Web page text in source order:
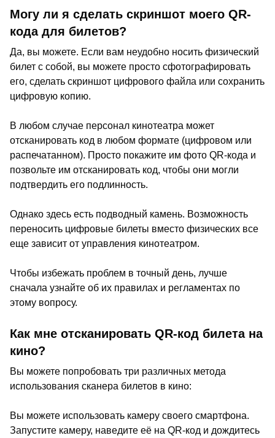
Могу ли я сделать скриншот моего QR-
кода для билетов?
Да, вы можете. Если вам неудобно носить физический
билет с собой, вы можете просто сфотографировать
его, сделать скриншот цифрового файла или сохранить
цифровую копию.
В любом случае персонал кинотеатра может
отсканировать код в любом формате (цифровом или
распечатанном). Просто покажите им фото QR-кода и
позвольте им отсканировать код, чтобы они могли
подтвердить его подлинность.
Однако здесь есть подводный камень. Возможность
переносить цифровые билеты вместо физических все
еще зависит от управления кинотеатром.
Чтобы избежать проблем в точный день, лучше
сначала узнайте об их правилах и регламентах по
этому вопросу.
Как мне отсканировать QR-код билета на
кино?
Вы можете попробовать три различных метода
использования сканера билетов в кино:
Вы можете использовать камеру своего смартфона.
Запустите камеру, наведите её на QR-код и дождитесь